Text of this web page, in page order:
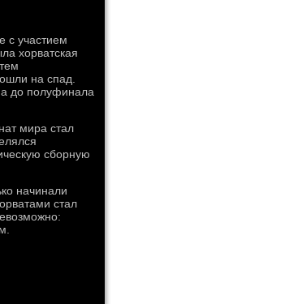
с участием
хорватская
на спад.
а до полуфинала
мира стал
сборную
начинали
стал